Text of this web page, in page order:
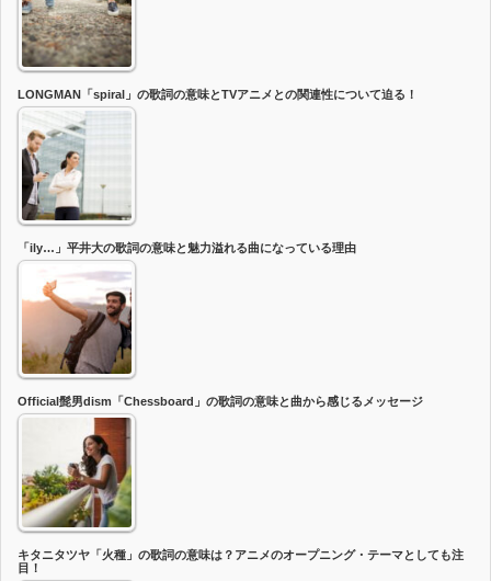
LONGMAN「spiral」の歌詞の意味とTVアニメとの関連性について迫る！
「ily…」平井大の歌詞の意味と魅力溢れる曲になっている理由
Official髭男dism「Chessboard」の歌詞の意味と曲から感じるメッセージ
キタニタツヤ「火種」の歌詞の意味は？アニメのオープニング・テーマとしても注
目！